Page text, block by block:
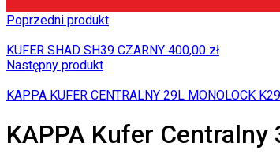
Poprzedni produkt
KUFER SHAD SH39 CZARNY 400,00 zł
Następny produkt
KAPPA KUFER CENTRALNY 29L MONOLOCK
KAPPA Kufer